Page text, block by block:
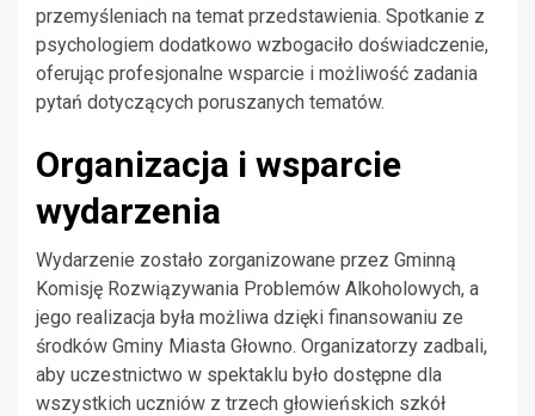
przemyśleniach na temat przedstawienia. Spotkanie z
psychologiem dodatkowo wzbogaciło doświadczenie,
oferując profesjonalne wsparcie i możliwość zadania
pytań dotyczących poruszanych tematów.
Organizacja i wsparcie
wydarzenia
Wydarzenie zostało zorganizowane przez Gminną
Komisję Rozwiązywania Problemów Alkoholowych, a
jego realizacja była możliwa dzięki finansowaniu ze
środków Gminy Miasta Głowno. Organizatorzy zadbali,
aby uczestnictwo w spektaklu było dostępne dla
wszystkich uczniów z trzech głowieńskich szkół